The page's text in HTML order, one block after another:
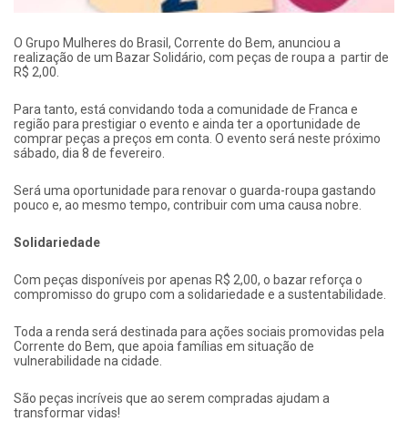
O Grupo Mulheres do Brasil, Corrente do Bem, anunciou a
realização de um Bazar Solidário, com peças de roupa a partir de
R$ 2,00.
Para tanto, está convidando toda a comunidade de Franca e
região para prestigiar o evento e ainda ter a oportunidade de
comprar peças a preços em conta. O evento será neste próximo
sábado, dia 8 de fevereiro.
Será uma oportunidade para renovar o guarda-roupa gastando
pouco e, ao mesmo tempo, contribuir com uma causa nobre.
Solidariedade
Com peças disponíveis por apenas R$ 2,00, o bazar reforça o
compromisso do grupo com a solidariedade e a sustentabilidade.
Toda a renda será destinada para ações sociais promovidas pela
Corrente do Bem, que apoia famílias em situação de
vulnerabilidade na cidade.
São peças incríveis que ao serem compradas ajudam a
transformar vidas!